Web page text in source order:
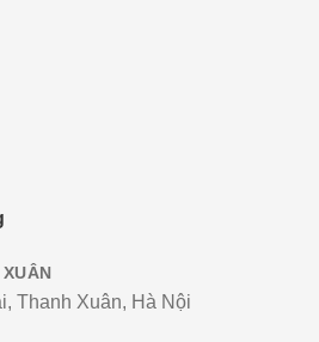
Thanh Xuân, Hà Nội